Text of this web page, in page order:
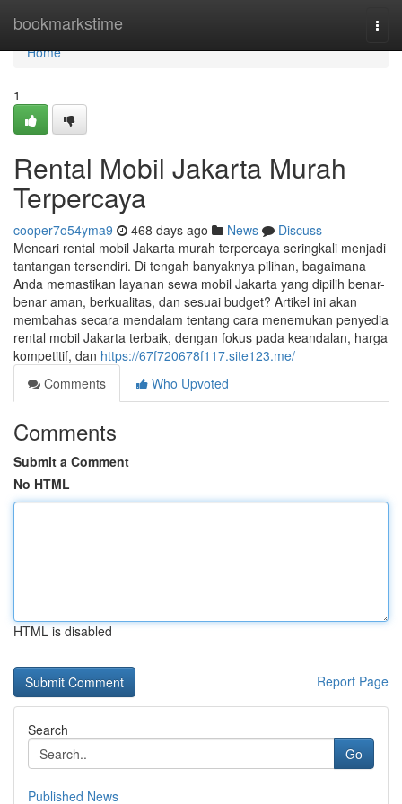
bookmarkstime
Home
Home
1
Rental Mobil Jakarta Murah
Terpercaya
cooper7o54yma9 468 days ago News
Discuss
Mencari rental mobil Jakarta murah terpercaya seringkali menjadi
tantangan tersendiri. Di tengah banyaknya pilihan, bagaimana
Anda memastikan layanan sewa mobil Jakarta yang dipilih benar-
benar aman, berkualitas, dan sesuai budget? Artikel ini akan
membahas secara mendalam tentang cara menemukan penyedia
rental mobil Jakarta terbaik, dengan fokus pada keandalan, harga
kompetitif, dan https://67f720678f117.site123.me/
Comments
Who Upvoted
Comments
Submit a Comment
No HTML
HTML is disabled
Report Page
Search
Go
Published News